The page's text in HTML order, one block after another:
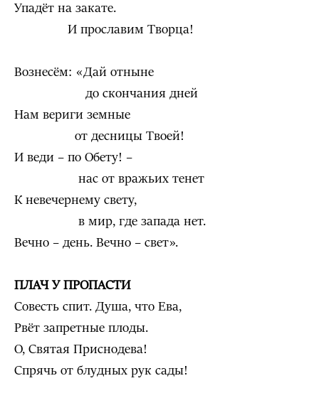
Упадёт на закате.
И прославим Творца!
Вознесём: «Дай отныне
до скончания дней
Нам вериги земные
от десницы Твоей!
И веди – по Обету! –
нас от вражьих тенет
К невечернему свету,
в мир, где запада нет.
Вечно – день. Вечно – свет».
ПЛАЧ У ПРОПАСТИ
Совесть спит. Душа, что Ева,
Рвёт запретные плоды.
О, Святая Приснодева!
Спрячь от блудных рук сады!